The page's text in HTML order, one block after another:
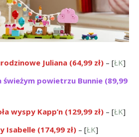
Juliana (64,99 zł) – [ŁK]
świeżym powietrzu Bunnie (89,99
wyspy Kapp’n (129,99 zł) – [ŁK]
Isabelle (174,99 zł) – [ŁK]